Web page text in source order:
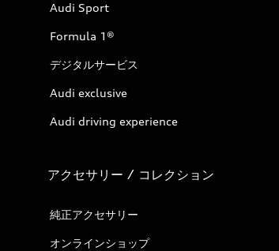
Audi Sport
Formula 1®
デジタルサービス
Audi exclusive
Audi driving experience
アクセサリー / コレクション
純正アクセサリー
オンラインショップ